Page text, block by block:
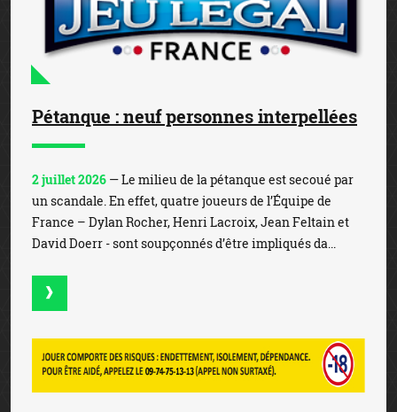
Pétanque : neuf personnes interpellées
2 juillet 2026 — Le milieu de la pétanque est secoué par
un scandale. En effet, quatre joueurs de l’Équipe de
France – Dylan Rocher, Henri Lacroix, Jean Feltain et
David Doerr - sont soupçonnés d’être impliqués da...